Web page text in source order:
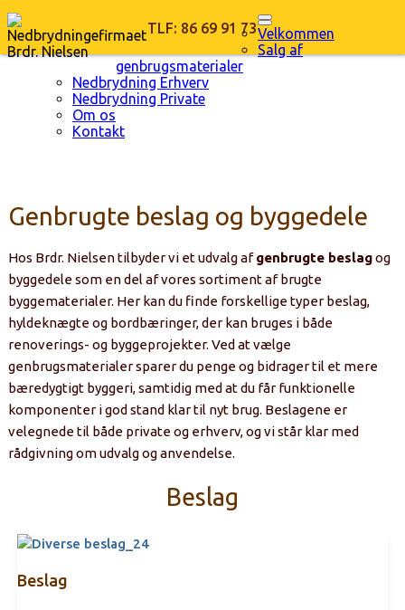
TLF: 86 69 91 73Velkommen
Salg af
genbrugsmaterialer
Nedbrydning Erhverv
Nedbrydning Private
Om os
Kontakt
Genbrugte beslag og byggedele
Hos Brdr. Nielsen tilbyder vi et udvalg afgenbrugte beslagog
byggedele som en del af vores sortiment af brugte
byggematerialer. Her kan du finde forskellige typer beslag,
hyldeknægte og bordbæringer, der kan bruges i både
renoverings- og byggeprojekter. Ved at vælge
genbrugsmaterialer sparer du penge og bidrager til et mere
bæredygtigt byggeri, samtidig med at du får funktionelle
komponenter i god stand klar til nyt brug. Beslagene er
velegnede til både private og erhverv, og vi står klar med
rådgivning om udvalg og anvendelse.
Beslag
Beslag